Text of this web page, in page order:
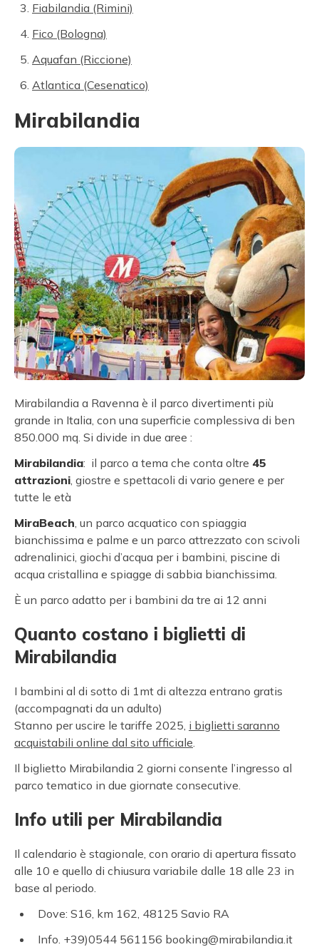
Fiabilandia (Rimini)
Fico (Bologna)
Aquafan (Riccione)
Atlantica (Cesenatico)
Mirabilandia
Mirabilandia a Ravenna è il parco divertimenti più
grande in Italia, con una superficie complessiva di ben
850.000 mq. Si divide in due aree :
Mirabilandia: il parco a tema che conta oltre 45
attrazioni , giostre e spettacoli di vario genere e per
tutte le età
MiraBeach , un parco acquatico con spiaggia
bianchissima e palme e un parco attrezzato con scivoli
adrenalinici, giochi d’acqua per i bambini, piscine di
acqua cristallina e spiagge di sabbia bianchissima.
È un parco adatto per i bambini da tre ai 12 anni
Quanto costano i biglietti di
Mirabilandia
I bambini al di sotto di 1mt di altezza entrano gratis
(accompagnati da un adulto)
Stanno per uscire le tariffe 2025, i biglietti saranno
acquistabili online dal sito ufficiale
Il biglietto Mirabilandia 2 giorni consente l’ingresso al
parco tematico in due giornate consecutive.
Info utili per Mirabilandia
Il calendario è stagionale, con orario di apertura fissato
alle 10 e quello di chiusura variabile dalle 18 alle 23 in
base al periodo.
Dove: S16, km 162, 48125 Savio RA
Info. +39)0544 561156 booking@mirabilandia.it